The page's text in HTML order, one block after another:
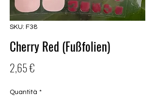
SKU: F38
Cherry Red (Fußfolien)
2,65 €
Quantità *